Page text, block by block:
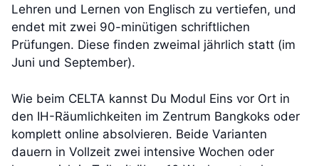
Lehren und Lernen von Englisch zu vertiefen, und
endet mit zwei 90-minütigen schriftlichen
Prüfungen. Diese finden zweimal jährlich statt (im
Juni und September).
Wie beim CELTA kannst Du Modul Eins vor Ort in
den IH-Räumlichkeiten im Zentrum Bangkoks oder
komplett online absolvieren. Beide Varianten
dauern in Vollzeit zwei intensive Wochen oder